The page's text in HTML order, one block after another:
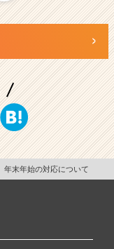
年末年始の対応について